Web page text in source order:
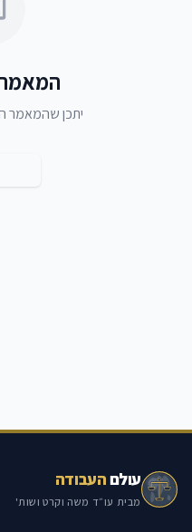
יתכן שהמאמר
עולםהעבודה
מבית עו״ד משה וקרט ושות'